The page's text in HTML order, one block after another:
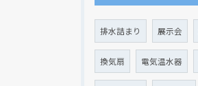
排水詰まり 展示会
換気扇 電気温水器